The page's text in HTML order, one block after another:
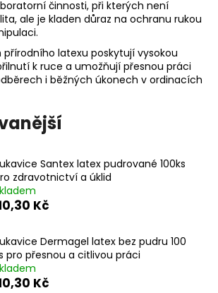
činnosti, při kterých není
ale je kladen důraz na ochranu rukou
latexu poskytují vysokou
k ruce a umožňují přesnou práci
i běžných úkonech v ordinacích
Santex latex pudrované 100ks
zdravotnictví a úklid
Kč
Dermagel latex bez pudru 100
pro přesnou a citlivou práci
Kč